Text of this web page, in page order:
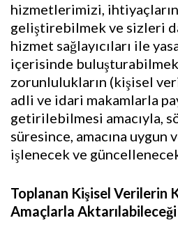
hizmetlerimizi,
geliştirebilmek ve sizleri
hizmet sağlayıcıları ile
içerisinde
zorunlulukların (kişisel
adli ve idari makamlarla
getirilebilmesi amacıyla,
süresince, amacına
işlenecek ve
Toplanan Kişisel Verilerin
Amaçlarla Aktarılabileceği